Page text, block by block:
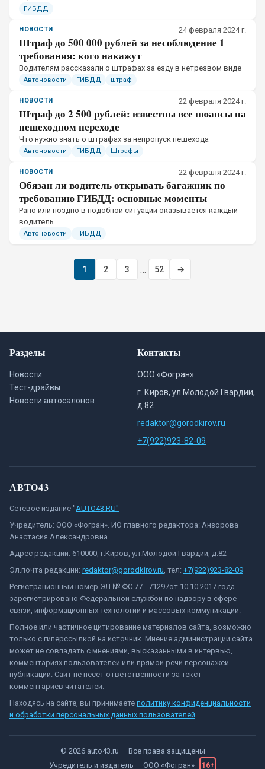
ГИБДД
НОВОСТИ 24 февраля 2024 г.
Штраф до 500 000 рублей за несоблюдение 1
требования: кого накажут
Водителям рассказали о штрафах за езду в нетрезвом виде
Автоновости ГИБДД штраф
НОВОСТИ 22 февраля 2024 г.
Штраф до 2 500 рублей: известны все нюансы на
пешеходном переходе
Что нужно знать о штрафах за непропуск пешехода
Автоновости ГИБДД Штрафы
НОВОСТИ 22 февраля 2024 г.
Обязан ли водитель открывать багажник по
требованию ГИБДД: основные моменты
Рано или поздно в подобной ситуации оказывается каждый
водитель
Автоновости ГИБДД
1 2 3 52 →
Разделы
Новости
Тест-драйвы
Новости автосалонов
Контакты
ООО «Фогран»
г. Киров, ул.Молодой Гвардии,
д.82
redaktor@gorodkirov.ru
+7(922)923-82-09
АВТО43
Сетевое издание "AUTO43.RU"
Учредитель: ООО «Фогран». ИО главного редактора: Анзорова
Анастасия Александровна
Адрес редакции: 610000, г.Киров, ул.Молодой Гвардии, д.82
Эл.почта редакции: redaktor@gorodkirov.ru, тел: +7(922)923-82-09
Регистрационный номер ЭЛ № ФС 77 - 71297от 10.10.2017 года
зарегистрировано Федеральной службой по надзору в сфере
связи, информационных технологий и массовых коммуникаций.
Полное или частичное цитирование материалов сайта, возможно
только с гиперссылкой на источник. Мнение администрации сайта
может не совпадать с мнениями, высказанными в интервью,
комментариях пользователей или прямой речи персонажей
публикаций. Сайт не несёт ответственности за текст
комментариев читателей.
Находясь на сайте, вы принимаете политику конфиденциальности
и обработки персональных данных пользователей
© 2026 auto43.ru — Все права защищены
Учредитель и издатель — ООО «Фогран» 16+